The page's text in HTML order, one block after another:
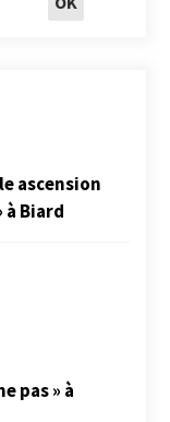
ascension
à Biard
pas » à